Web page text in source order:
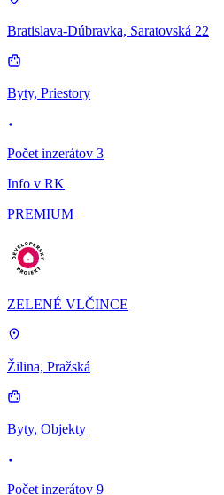
Bratislava-Dúbravka, Saratovská 22
Byty, Priestory
Počet inzerátov 3
Info v RK
PREMIUM
ZELENÉ VLČINCE
Žilina, Pražská
Byty, Objekty
Počet inzerátov 9